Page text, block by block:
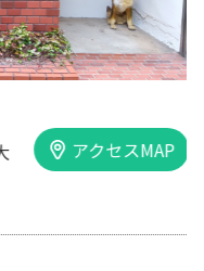
アクセスMAP